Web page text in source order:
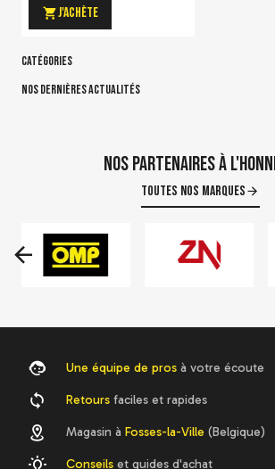
J'achète
CATÉGORIES
NOS DERNIÈRES ACTUALITÉS
Nos partenaires à
Toutes nos marques
Une équipe de pros à votre écoute
Retours faciles et rapides
Magasin à Fosses-la-Ville (Belgique)
Conseils et guides d'achat